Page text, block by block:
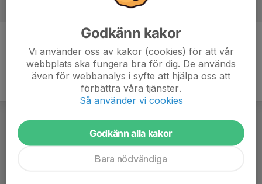
Det finns inga spelare
Godkänn kakor
Vi använder oss av kakor (cookies) för att vår
webbplats ska fungera bra för dig. De används
även för webbanalys i syfte att hjälpa oss att
förbättra våra tjänster.
Så använder vi cookies
Godkänn alla kakor
Bara nödvändiga